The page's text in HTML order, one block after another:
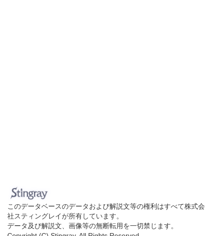
このデータベースのデータおよび解説文等の権利はすべて株式会
社スティングレイが所有しています。
データ及び解説文、画像等の無断転用を一切禁じます。